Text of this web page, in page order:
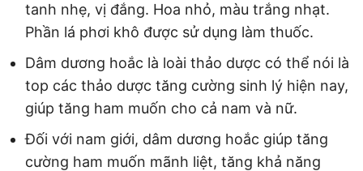
tanh nhẹ, vị đắng. Hoa nhỏ, màu trắng nhạt.
Phần lá phơi khô được sử dụng làm thuốc.
Dâm dương hoắc là loài thảo dược có thể nói là
top các thảo dược tăng cường sinh lý hiện nay,
giúp tăng ham muốn cho cả nam và nữ.
Đối với nam giới, dâm dương hoắc giúp tăng
cường ham muốn mãnh liệt, tăng khả năng